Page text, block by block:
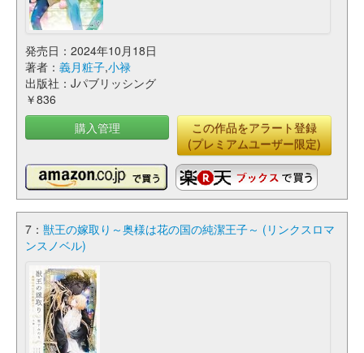
発売日：2024年10月18日
著者： 義月粧子,小禄
出版社：Jパブリッシング
￥836
購入管理
この作品をアラート登録
(プレミアムユーザー限定)
7： 獣王の嫁取り～奥様は花の国の純潔王子～ (リンクスロマ
ンスノベル)